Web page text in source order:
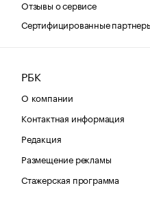
Отзывы о сервисе
Сертифицированные
РБК
О компании
Контактная информация
Редакция
Размещение рекламы
Стажерская программа